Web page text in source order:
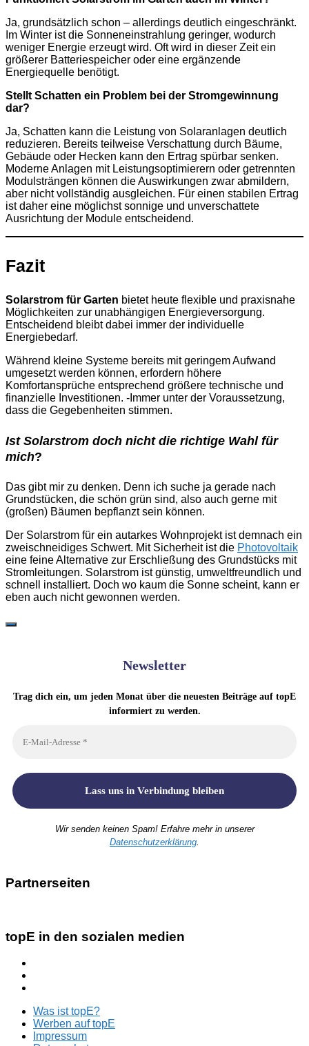
Ja, grundsätzlich schon – allerdings deutlich eingeschränkt.
Im Winter ist die Sonneneinstrahlung geringer, wodurch
weniger Energie erzeugt wird. Oft wird in dieser Zeit ein
größerer Batteriespeicher oder eine ergänzende
Energiequelle benötigt.
Stellt Schatten ein Problem bei der Stromgewinnung
dar?
Ja, Schatten kann die Leistung von Solaranlagen deutlich
reduzieren. Bereits teilweise Verschattung durch Bäume,
Gebäude oder Hecken kann den Ertrag spürbar senken.
Moderne Anlagen mit Leistungsoptimierern oder getrennten
Modulsträngen können die Auswirkungen zwar abmildern,
aber nicht vollständig ausgleichen. Für einen stabilen Ertrag
ist daher eine möglichst sonnige und unverschattete
Ausrichtung der Module entscheidend.
Fazit
Solarstrom für Garten bietet heute flexible und praxisnahe
Möglichkeiten zur unabhängigen Energieversorgung.
Entscheidend bleibt dabei immer der individuelle
Energiebedarf.
Während kleine Systeme bereits mit geringem Aufwand
umgesetzt werden können, erfordern höhere
Komfortansprüche entsprechend größere technische und
finanzielle Investitionen. -Immer unter der Voraussetzung,
dass die Gegebenheiten stimmen.
Ist Solarstrom doch nicht die richtige Wahl für
mich?
Das gibt mir zu denken. Denn ich suche ja gerade nach
Grundstücken, die schön grün sind, also auch gerne mit
(großen) Bäumen bepflanzt sein können.
Der Solarstrom für ein autarkes Wohnprojekt ist demnach ein
zweischneidiges Schwert. Mit Sicherheit ist die Photovoltaik
eine feine Alternative zur Erschließung des Grundstücks mit
Stromleitungen. Solarstrom ist günstig, umweltfreundlich und
schnell installiert. Doch wo kaum die Sonne scheint, kann er
eben auch nicht gewonnen werden.
Newsletter
Trag dich ein, um jeden Monat über die neuesten Beiträge auf topE
informiert zu werden.
Wir senden keinen Spam! Erfahre mehr in unserer
Datenschutzerklärung.
Partnerseiten
topE in den sozialen medien
Was ist topE?
Werben auf topE
Impressum